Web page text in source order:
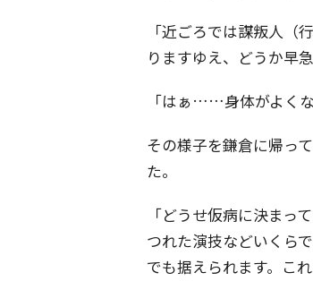
「近ごろでは謀叛人（
りますゆえ、どうか早
「はぁ……身体がよく
その様子を鎌倉に帰って
た。
「どうせ仮病に決まっ
つれた演技などいくら
でも据えられます。こ